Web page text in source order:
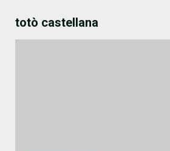
totò castellana